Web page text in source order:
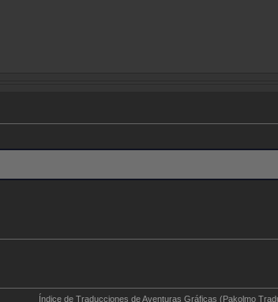
de Traducciones de Aventuras Gráficas (Pakolmo Tradus)